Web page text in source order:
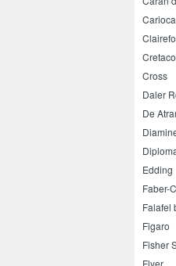
Carioca
Cross
Daler
De
Edding
Faber-
Falafel
Figaro
Fisher
Flyer